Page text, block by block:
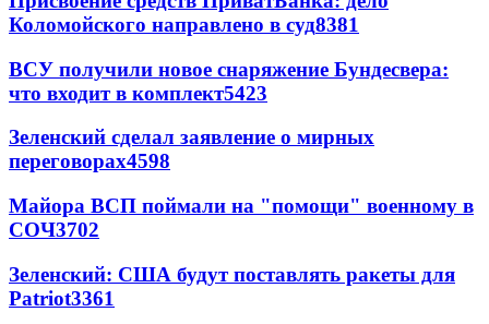
Коломойского направлено в суд8381
ВСУ получили новое снаряжение Бундесвера:
что входит в комплект5423
Зеленский сделал заявление о мирных
переговорах4598
Майора ВСП поймали на "помощи" военному в
СОЧ3702
Зеленский: США будут поставлять ракеты для
Patriot3361